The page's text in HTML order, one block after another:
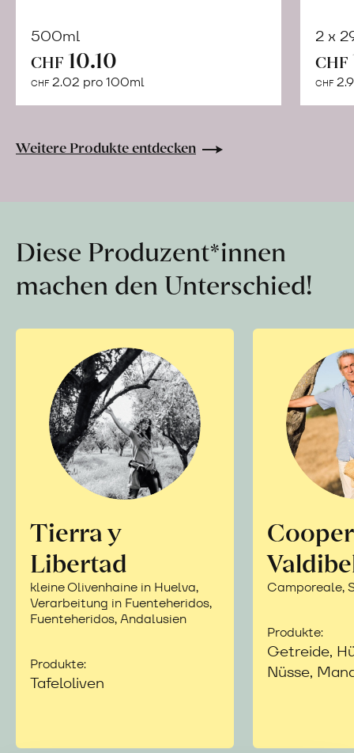
500ml
CHF 10.10
CHF 2.02 pro 100ml
Warenkorb
2 x
CHF
CHF
Weitere Produkte entdecken
Diese Produzent*innen
machen den Unterschied!
Tierra y
Libertad
kleine Olivenhaine in Huelva,
Verarbeitung in Fuenteheridos,
Fuenteheridos, Andalusien
Produkte:
Tafeloliven
Camporeale,
Produkte:
Getreide,
Nüsse,